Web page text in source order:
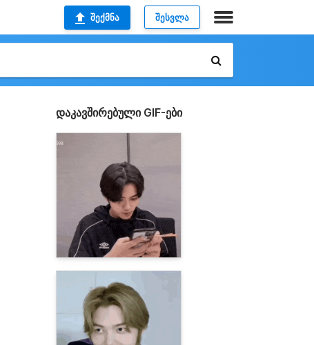
ᲨᲔᲥᲛᲜᲐ ᲨᲔᲡᲕᲚᲐ
დაკავშირებული GIF-ები